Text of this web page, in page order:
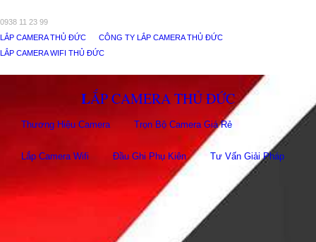
0938 11 23 99
LẮP CAMERA THỦ ĐỨC
CÔNG TY LẮP CAMERA THỦ ĐỨC
LẮP CAMERA WIFI THỦ ĐỨC
LẮP CAMERA THỦ ĐỨC
Thương Hiệu Camera Trọn Bộ Camera Giá Rẻ
Lắp Camera Wifi Đầu Ghi Phụ Kiên Tư Vấn Giải Pháp